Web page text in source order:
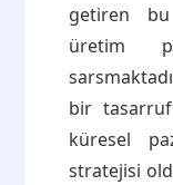
getiren
üretim
bir
küresel
stratejisi